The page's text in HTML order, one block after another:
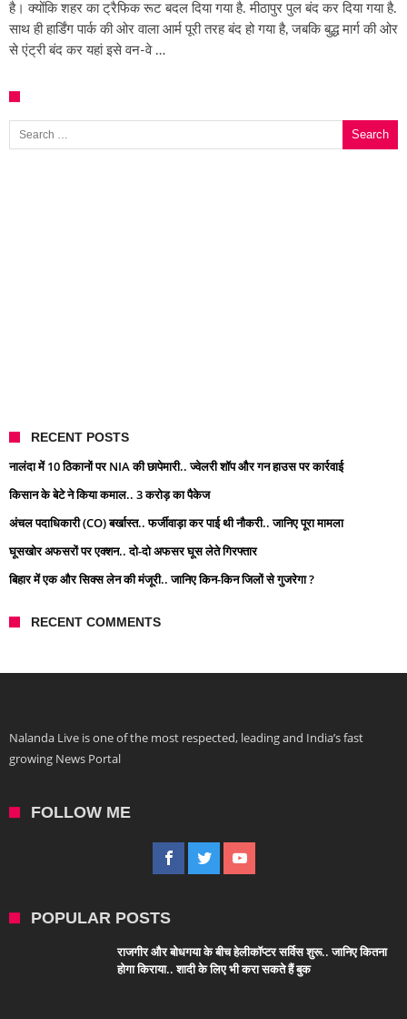
है। क्योंकि शहर का ट्रैफिक रूट बदल दिया गया है. मीठापुर पुल बंद कर दिया गया है.
साथ ही हार्डिंग पार्क की ओर वाला आर्म पूरी तरह बंद हो गया है, जबकि बुद्ध मार्ग की ओर
से एंट्री बंद कर यहां इसे वन-वे …
Search for:
RECENT POSTS
नालंदा में 10 ठिकानों पर NIA की छापेमारी.. ज्वेलरी शॉप और गन हाउस पर कार्रवाई
किसान के बेटे ने किया कमाल.. 3 करोड़ का पैकेज
अंचल पदाधिकारी (CO) बर्खास्त.. फर्जीवाड़ा कर पाई थी नौकरी.. जानिए पूरा मामला
घूसखोर अफसरों पर एक्शन.. दो-दो अफसर घूस लेते गिरफ्तार
बिहार में एक और सिक्स लेन की मंजूरी.. जानिए किन-किन जिलों से गुजरेगा ?
RECENT COMMENTS
Nalanda Live is one of the most respected, leading and India’s fast
growing News Portal
FOLLOW ME
POPULAR POSTS
राजगीर और बोधगया के बीच हेलीकॉप्टर सर्विस शुरू.. जानिए कितना
होगा किराया.. शादी के लिए भी करा सकते हैं बुक